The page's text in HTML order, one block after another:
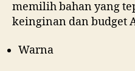
memilih bahan yang
keinginan dan budget
Warna